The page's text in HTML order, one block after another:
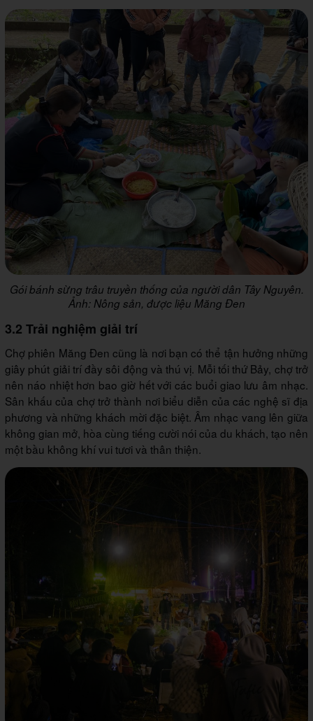
Gói bánh sừng trâu truyền thống của người dân Tây Nguyên.
Ảnh: Nông sản, được liệu Măng Đen
3.2 Trải nghiệm giải trí
Chợ phiên Măng Đen cũng là nơi bạn có thể tận hưởng những
giây phút giải trí đầy sôi động và thú vị. Mỗi tối thứ Bảy, chợ trở
nên náo nhiệt hơn bao giờ hết với các buổi giao lưu âm nhạc.
Sân khấu của chợ trở thành nơi biểu diễn của các nghệ sĩ địa
phương và những khách mời đặc biệt. Âm nhạc vang lên giữa
không gian mở, hòa cùng tiếng cười nói của du khách, tạo nên
một bầu không khí vui tươi và thân thiện.